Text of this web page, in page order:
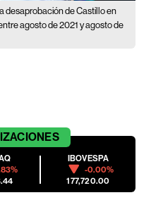
La desaprobación de Castillo en
agosto de 2021 y agosto de
IBOVESPA
-0.00%
177,720.00